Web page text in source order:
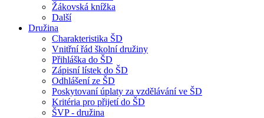
Žákovská knížka
Další
Družina
Charakteristika ŠD
Vnitřní řád školní družiny
Přihláška do ŠD
Zápisní lístek do ŠD
Odhlášení ze ŠD
Poskytovaní úplaty za vzdělávání ve ŠD
Kritéria pro přijetí do ŠD
ŠVP - družina